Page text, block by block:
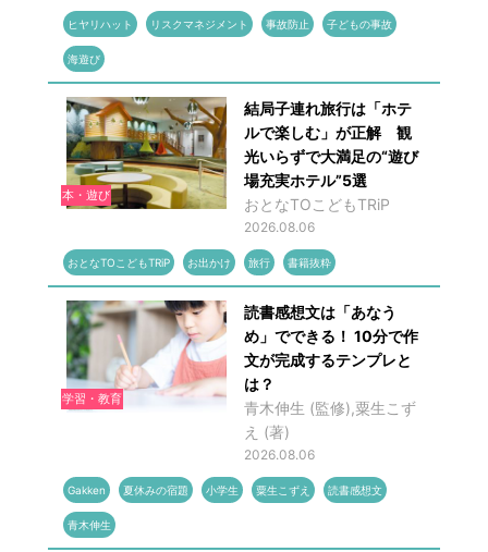
ヒヤリハット リスクマネジメント 事故防止 子どもの事故
海遊び
本・遊び
結局子連れ旅行は「ホテ
ルで楽しむ」が正解 観
光いらずで大満足の“遊び
場充実ホテル”5選
おとなTOこどもTRiP
2026.08.06
おとなTOこどもTRiP お出かけ 旅行 書籍抜粋
学習・教育
読書感想文は「あなう
め」でできる！ 10分で作
文が完成するテンプレと
は？
青木伸生 (監修),粟生こず
え (著)
2026.08.06
Gakken 夏休みの宿題 小学生 粟生こずえ 読書感想文
青木伸生